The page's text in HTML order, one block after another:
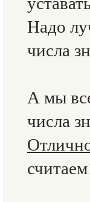
Надо
числа
А мы
числа